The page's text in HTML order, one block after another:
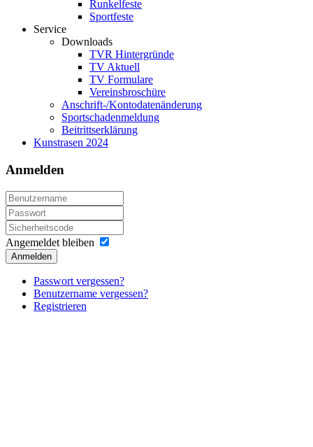
Runkelfeste
Sportfeste
Service
Downloads
TVR Hintergründe
TV Aktuell
TV Formulare
Vereinsbroschüre
Anschrift-/Kontodatenänderung
Sportschadenmeldung
Beitrittserklärung
Kunstrasen 2024
Anmelden
Angemeldet bleiben
Anmelden
Passwort vergessen?
Benutzername vergessen?
Registrieren